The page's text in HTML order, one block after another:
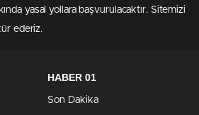
yasal yollara başvurulacaktır. Sitemizi
ederiz.
HABER 01
Son Dakika